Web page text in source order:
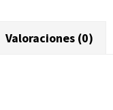
Valoraciones (0)